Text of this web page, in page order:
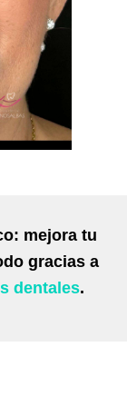
mejora tu
gracias a
dentales.